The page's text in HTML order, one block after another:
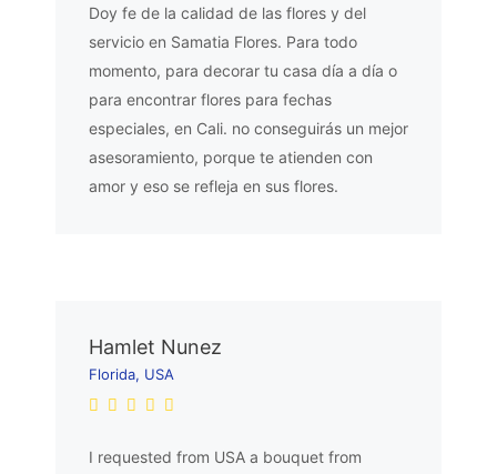
Doy fe de la calidad de las flores y del
servicio en Samatia Flores. Para todo
momento, para decorar tu casa día a día o
para encontrar flores para fechas
especiales, en Cali. no conseguirás un mejor
asesoramiento, porque te atienden con
amor y eso se refleja en sus flores.
Hamlet Nunez
Florida, USA
I requested from USA a bouquet from